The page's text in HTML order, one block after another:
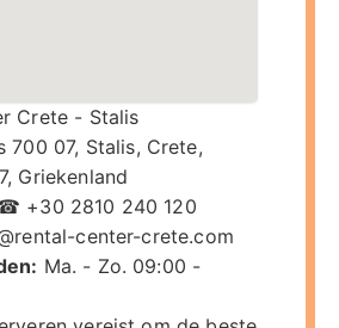
Crete - Stalis
700 07, Stalis, Crete,
, Griekenland
+30 2810 240 120
center-crete.com
Ma. - Zo. 09:00 -